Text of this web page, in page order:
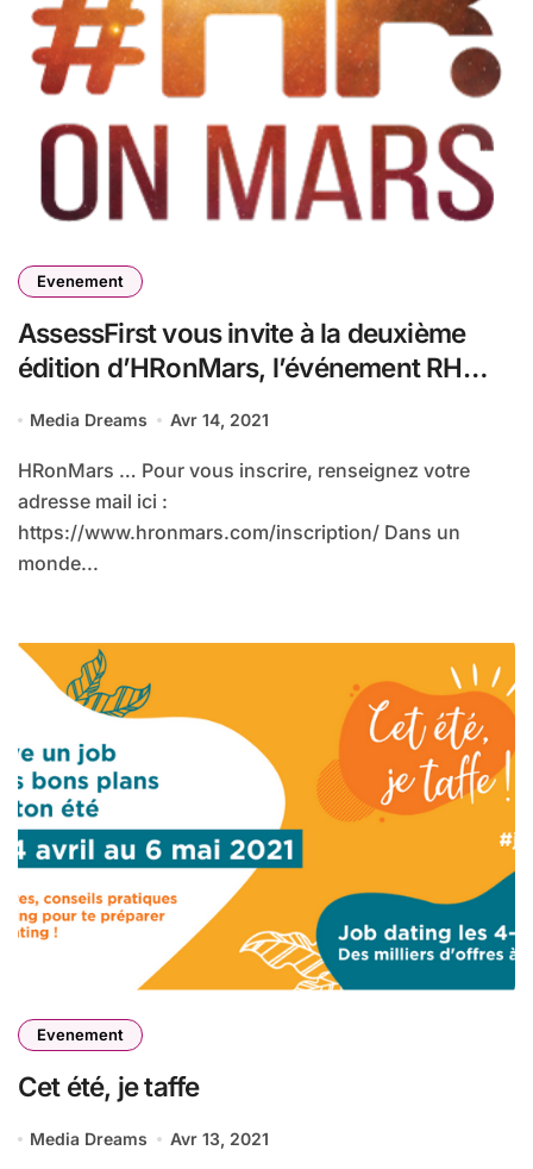
Evenement
AssessFirst vous invite à la deuxième
édition d’HRonMars, l’événement RH
Media Dreams Avr 14, 2021
HRonMars … Pour vous inscrire, renseignez votre
adresse mail ici :
https://www.hronmars.com/inscription/ Dans un
monde...
Evenement
Cet été, je taffe
Media Dreams Avr 13, 2021